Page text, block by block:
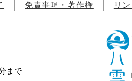
免責事項・著作権 リ
まで